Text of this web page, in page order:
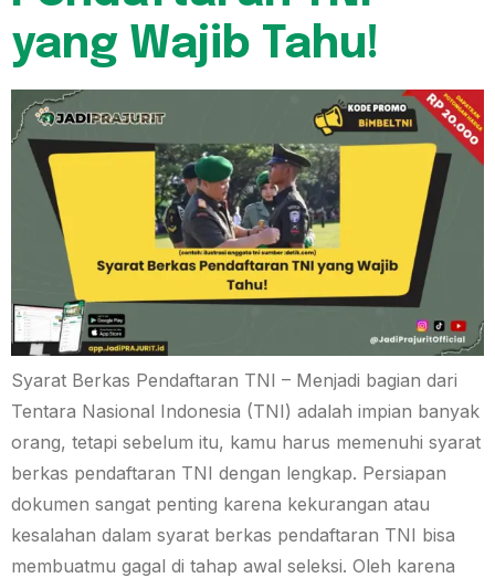
yang Wajib Tahu!
Syarat Berkas Pendaftaran TNI – Menjadi bagian dari
Tentara Nasional Indonesia (TNI) adalah impian banyak
orang, tetapi sebelum itu, kamu harus memenuhi syarat
berkas pendaftaran TNI dengan lengkap. Persiapan
dokumen sangat penting karena kekurangan atau
kesalahan dalam syarat berkas pendaftaran TNI bisa
membuatmu gagal di tahap awal seleksi. Oleh karena